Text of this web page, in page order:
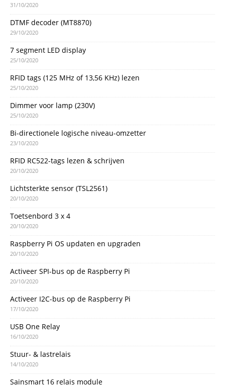
31/10/2020
DTMF decoder (MT8870)
29/10/2020
7 segment LED display
25/10/2020
RFID tags (125 MHz of 13,56 KHz) lezen
25/10/2020
Dimmer voor lamp (230V)
25/10/2020
Bi-directionele logische niveau-omzetter
23/10/2020
RFID RC522-tags lezen & schrijven
20/10/2020
Lichtsterkte sensor (TSL2561)
20/10/2020
Toetsenbord 3 x 4
20/10/2020
Raspberry Pi OS updaten en upgraden
20/10/2020
Activeer SPI-bus op de Raspberry Pi
20/10/2020
Activeer I2C-bus op de Raspberry Pi
17/10/2020
USB One Relay
16/10/2020
Stuur- & lastrelais
14/10/2020
Sainsmart 16 relais module